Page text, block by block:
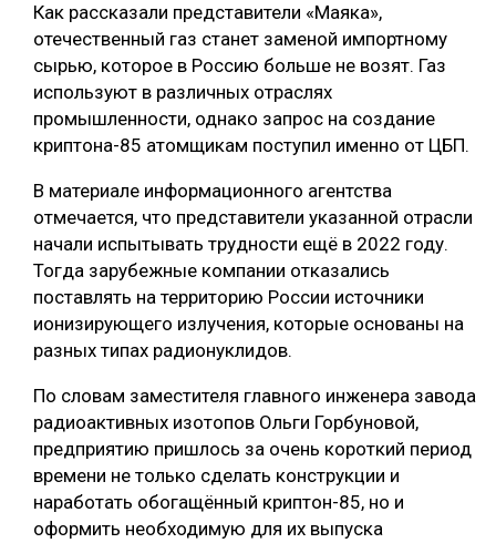
ЛОГИСТИКА
ПРОИЗВОДСТВО ДРЕВЕСНЫХ ПЛИТ
ЦБП
ЛЕСОПИЛЕНИЕ
ДЕРЕВЯННОЕ ДОМОСТРОЕНИЕ
БЕЗОПАСНОЕ ПРОИЗВОДСТВО
СОРТИРОВКА ДРЕВЕСИНЫ
МЕБЕЛЬНОЕ ПРОИЗВОДСТВО
Как рассказали представители «Маяка»,
отечественный газ станет заменой импортному
сырью, которое в Россию больше не возят. Газ
используют в различных отраслях
промышленности, однако запрос на создание
криптона-85 атомщикам поступил именно от ЦБП.
В материале информационного агентства
отмечается, что представители указанной отрасли
начали испытывать трудности ещё в 2022 году.
Тогда зарубежные компании отказались
поставлять на территорию России источники
ионизирующего излучения, которые основаны на
разных типах радионуклидов.
По словам заместителя главного инженера завода
радиоактивных изотопов Ольги Горбуновой,
предприятию пришлось за очень короткий период
времени не только сделать конструкции и
наработать обогащённый криптон-85, но и
оформить необходимую для их выпуска